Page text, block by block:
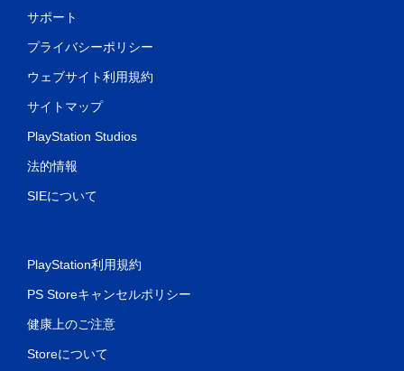
サポート
プライバシーポリシー
ウェブサイト利用規約
サイトマップ
PlayStation Studios
法的情報
SIEについて
PlayStation利用規約
PS Storeキャンセルポリシー
健康上のご注意
Storeについて